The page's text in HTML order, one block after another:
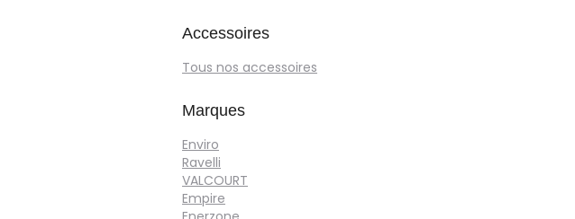
Accessoires
Tous nos accessoires
Marques
Enviro
Ravelli
VALCOURT
Empire